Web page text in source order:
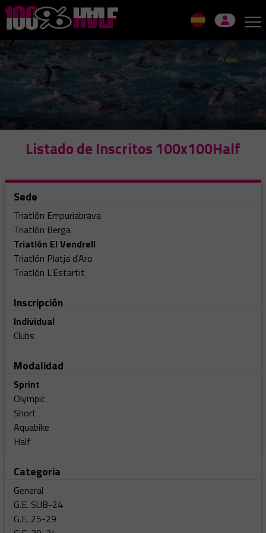
Skip
to
navigation
content
Listado de Inscritos 100x100Half
Sede
Triatlón Empuriabrava
Triatlón Berga
Triatlón El Vendrell
Triatlón Platja d'Aro
Triatlón L'Estartit
Inscripción
Individual
Clubs
Modalidad
Sprint
Olympic
Short
Aquabike
Half
Categoria
General
G.E. SUB-24
G.E. 25-29